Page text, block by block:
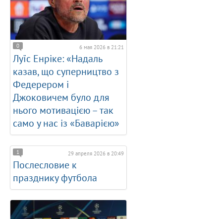
0 6 мая 2026 в 21:21
Луїс Енріке: «Надаль
казав, що суперництво з
Федерером і
Джоковичем було для
нього мотивацією – так
само у нас із «Баварією»
1 29 апреля 2026 в 20:49
Послесловие к
празднику футбола